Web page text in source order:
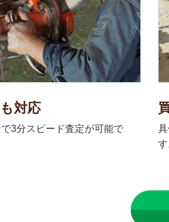
対応
3分スピード査定が可能で